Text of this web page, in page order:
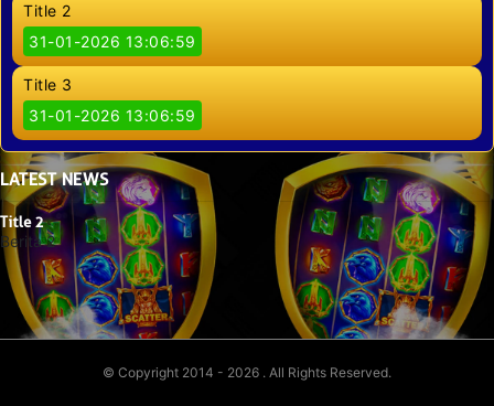
Title 2
31-01-2026 13:06:59
Title 3
31-01-2026 13:06:59
LATESTNEWS
Title 2
Berita 2
© Copyright 2014 - 2026 . All Rights Reserved.